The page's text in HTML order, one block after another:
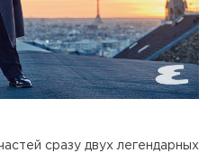
сразу двух легендарных